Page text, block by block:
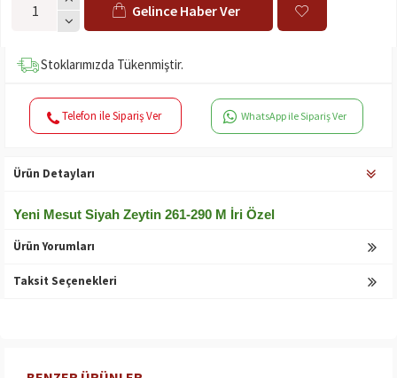
Gelince Haber Ver
Stoklarımızda Tükenmiştir.
Telefon ile Sipariş Ver WhatsApp ile Sipariş Ver
Ürün Detayları
Yeni Mesut Siyah Zeytin 261-290 M İri Özel
Ürün Yorumları
Taksit Seçenekleri